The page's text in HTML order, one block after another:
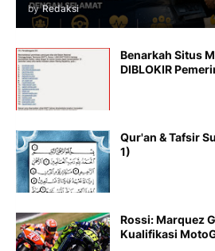
by Redaksi
Benarkah Situs
DIBLOKIR
Qur'an & Tafsir
1)
Rossi: Marquez
Kualifikasi